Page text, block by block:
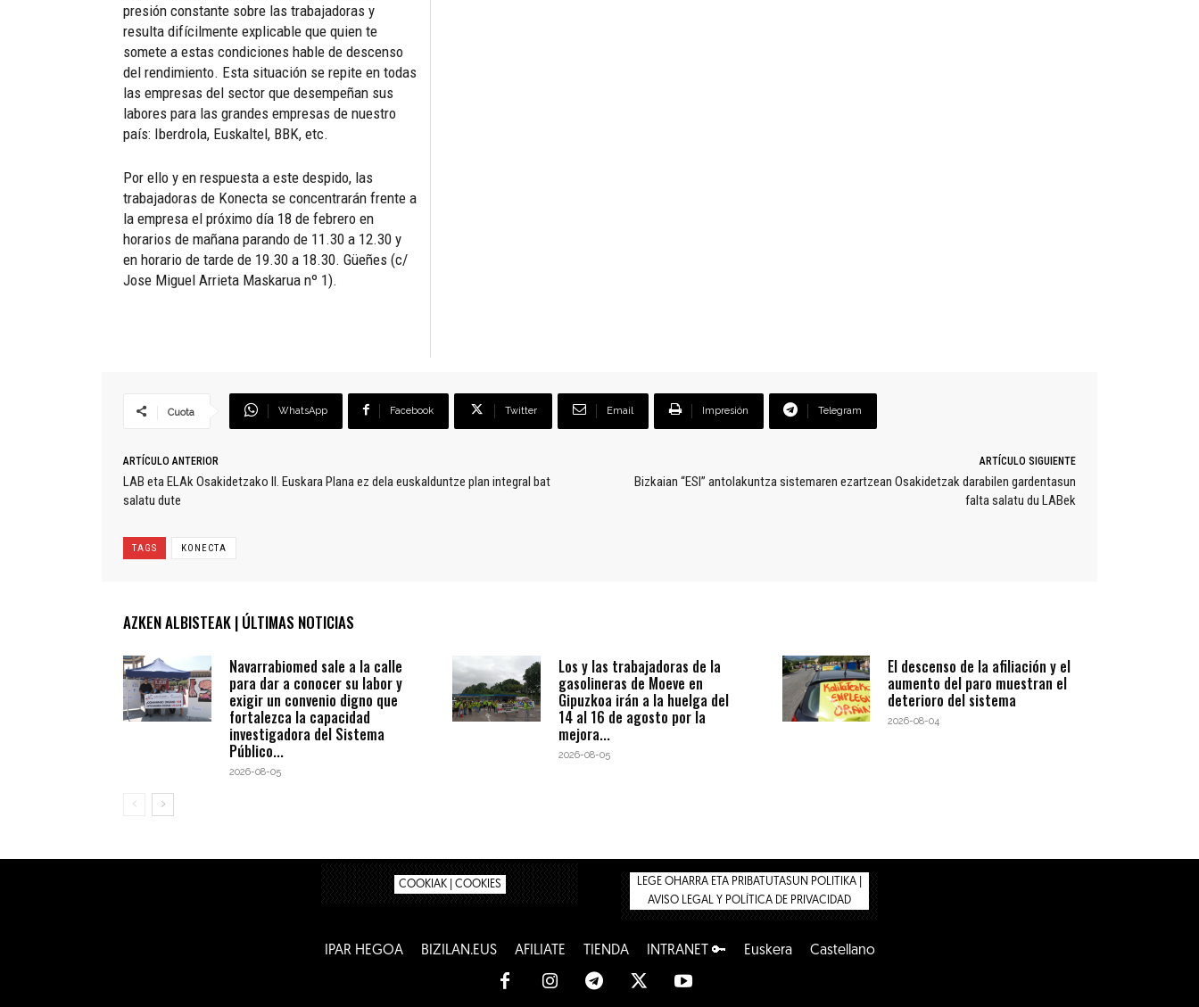
presión constante sobre las trabajadoras y
resulta difícilmente explicable que quien te
somete a estas condiciones hable de descenso
del rendimiento. Esta situación se repite en todas
las empresas del sector que desempeñan sus
labores para las grandes empresas de nuestro
país: Iberdrola, Euskaltel, BBK, etc.
Por ello y en respuesta a este despido, las
trabajadoras de Konecta se concentrarán frente a
la empresa el próximo día 18 de febrero en
horarios de mañana parando de 11.30 a 12.30 y
en horario de tarde de 19.30 a 18.30. Güeñes (c/
Jose Miguel Arrieta Maskarua nº 1).
Cuota WhatsApp Facebook Twitter Email Impresión Telegram
ARTÍCULO ANTERIOR
LAB eta ELAk Osakidetzako II. Euskara Plana ez dela euskalduntze plan integral bat
salatu dute
ARTÍCULO SIGUIENTE
Bizkaian “ESI” antolakuntza sistemaren ezartzean Osakidetzak darabilen gardentasun
falta salatu du LABek
TAGS KONECTA
AZKEN ALBISTEAK | ÚLTIMAS NOTICIAS
Navarrabiomed sale a la calle
para dar a conocer su labor y
exigir un convenio digno que
fortalezca la capacidad
investigadora del Sistema
Público...
2026-08-05
Los y las trabajadoras de la
gasolineras de Moeve en
Gipuzkoa irán a la huelga del
14 al 16 de agosto por la
mejora...
2026-08-05
El descenso de la afiliación y el
aumento del paro muestran el
deterioro del sistema
2026-08-04
COOKIAK | COOKIES
LEGE OHARRA ETA PRIBATUTASUN POLITIKA |
AVISO LEGAL Y POLÍTICA DE PRIVACIDAD
IPAR HEGOA BIZILAN.EUS AFÍLIATE TIENDA INTRANET 🔑 Euskera Castellano